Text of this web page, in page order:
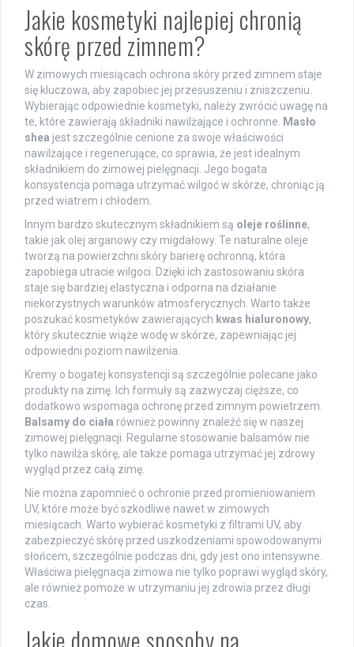
Jakie kosmetyki najlepiej chronią
skórę przed zimnem?
W zimowych miesiącach ochrona skóry przed zimnem staje
się kluczowa, aby zapobiec jej przesuszeniu i zniszczeniu.
Wybierając odpowiednie kosmetyki, należy zwrócić uwagę na
te, które zawierają składniki nawilżające i ochronne.
Masło
shea jest szczególnie cenione za swoje właściwości
nawilżające i regenerujące, co sprawia, że jest idealnym
składnikiem do zimowej pielęgnacji. Jego bogata
konsystencja pomaga utrzymać wilgoć w skórze, chroniąc ją
przed wiatrem i chłodem.
Innym bardzo skutecznym składnikiem są oleje roślinne,
takie jak olej arganowy czy migdałowy. Te naturalne oleje
tworzą na powierzchni skóry barierę ochronną, która
zapobiega utracie wilgoci. Dzięki ich zastosowaniu skóra
staje się bardziej elastyczna i odporna na działanie
niekorzystnych warunków atmosferycznych. Warto także
poszukać kosmetyków zawierających kwas hialuronowy,
który skutecznie wiąże wodę w skórze, zapewniając jej
odpowiedni poziom nawilżenia.
Kremy o bogatej konsystencji są szczególnie polecane jako
produkty na zimę. Ich formuły są zazwyczaj cięższe, co
dodatkowo wspomaga ochronę przed zimnym powietrzem.
Balsamy do ciała również powinny znaleźć się w naszej
zimowej pielęgnacji. Regularne stosowanie balsamów nie
tylko nawilża skórę, ale także pomaga utrzymać jej zdrowy
wygląd przez całą zimę.
Nie można zapomnieć o ochronie przed promieniowaniem
UV, które może być szkodliwe nawet w zimowych
miesiącach. Warto wybierać kosmetyki z filtrami UV, aby
zabezpieczyć skórę przed uszkodzeniami spowodowanymi
słońcem, szczególnie podczas dni, gdy jest ono intensywne.
Właściwa pielęgnacja zimowa nie tylko poprawi wygląd skóry,
ale również pomoże w utrzymaniu jej zdrowia przez długi
czas.